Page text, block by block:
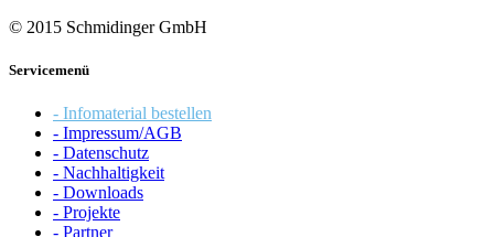
© 2015 Schmidinger GmbH
Servicemenü
- Infomaterial bestellen
- Impressum/AGB
- Datenschutz
- Nachhaltigkeit
- Downloads
- Projekte
- Partner